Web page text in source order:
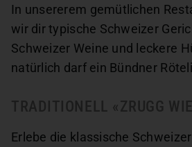
In unsererem gemütlichen
wir dir typische Schweizer
Schweizer Weine und leckere
natürlich darf ein Bündner
TRADITIONELL «ZRUGG
Erlebe die klassische